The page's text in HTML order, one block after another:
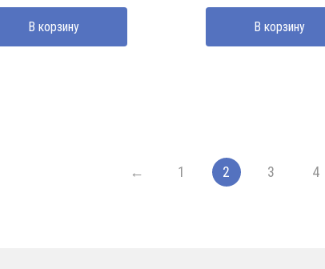
UZS.
UZS.
В корзину В корзину
← 1 2 3 4